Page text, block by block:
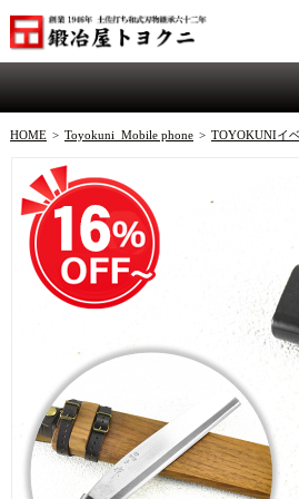
HOME > Toyokuni_Mobile phone > TOYOKUNIイ